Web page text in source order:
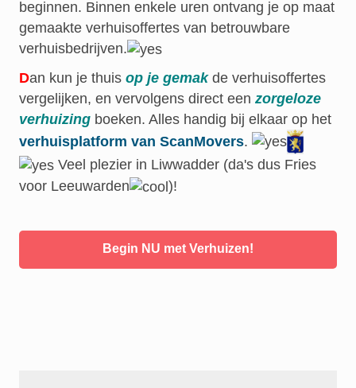
beginnen. Binnen enkele uren ontvang je op maat
gemaakte verhuisoffertes van betrouwbare
verhuisbedrijven.
Dan kun je thuis op je gemakde verhuisoffertes
vergelijken, en vervolgens direct een zorgeloze
verhuizing boeken. Alles handig bij elkaar op het
verhuisplatform van ScanMovers.
Veel plezier in Liwwadder (da's dus Fries
voor Leeuwarden
)!
Begin NU met Verhuizen!